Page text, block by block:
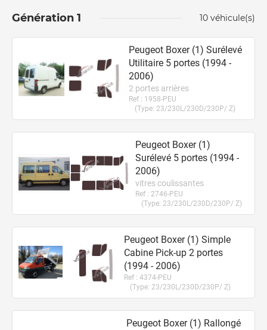
Génération 1 10 véhicule(s)
Peugeot Boxer (1) Surélevé
Utilitaire 5 portes(1994 -
2006)
2 portes arrières
Ref : 1958-PEU
(Type: 23/230L/230D/230P/ Z)
Peugeot Boxer (1)
Surélevé 5 portes (1994 -
2006)
vitres coulissantes
Ref : 2746-PEU
(Type: 23/230L/230D/230P/ Z)
Peugeot Boxer (1) Simple
Cabine Pick-up 2 portes
(1994 - 2006)
Ref : 4374-PEU
(Type: 23/230L/230D/230P/ Z)
Peugeot Boxer (1) Rallongé